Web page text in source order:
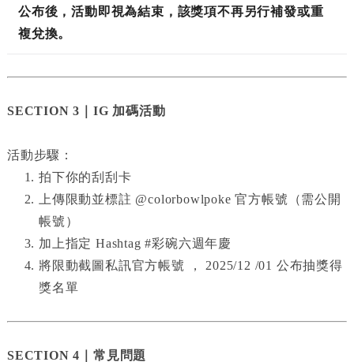
公布後，活動即視為結束，該獎項不再另行補發或重
複兌換。
SECTION 3｜IG 加碼活動
活動步驟：
拍下你的刮刮卡
上傳限動並標註 @colorbowlpoke 官方帳號（需公開
帳號）
加上指定 Hashtag #彩碗六週年慶
將限動截圖私訊官方帳號 ， 2025/12 /01 公布抽獎得
獎名單
SECTION 4｜常見問題